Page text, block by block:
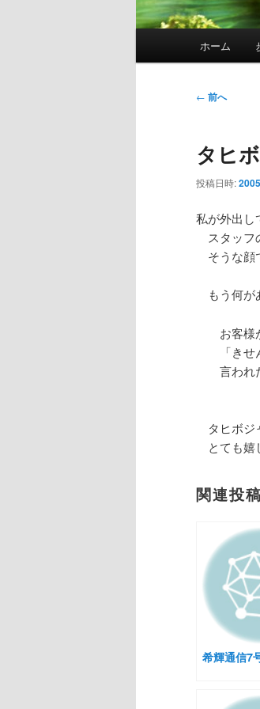
ホーム
投
ビ
ー
シ
ョ
← 前へ
タヒ
投稿日時:
私が外出し
スタッフ
そうな顔
もう何が
お客様が
「きせん
言われ
タヒボジ
とても嬉
関連投
希輝通信7